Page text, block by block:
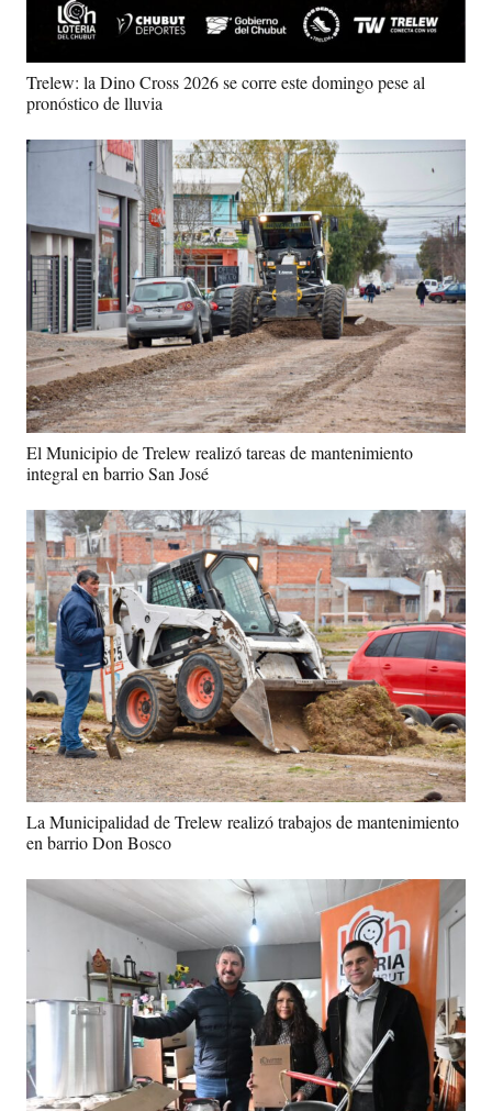
Trelew: la Dino Cross 2026 se corre este domingo pese al
pronóstico de lluvia
El Municipio de Trelew realizó tareas de mantenimiento
integral en barrio San José
La Municipalidad de Trelew realizó trabajos de mantenimiento
en barrio Don Bosco